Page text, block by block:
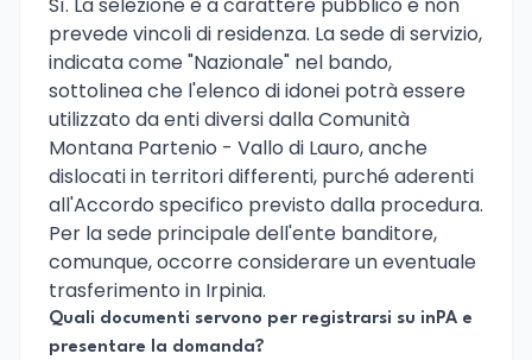
prevede vincoli di residenza. La sede di servizio,
indicata come "Nazionale" nel bando,
sottolinea che l'elenco di idonei potrà essere
utilizzato da enti diversi dalla Comunità
Montana Partenio - Vallo di Lauro, anche
dislocati in territori differenti, purché aderenti
all'Accordo specifico previsto dalla procedura.
Per la sede principale dell'ente banditore,
comunque, occorre considerare un eventuale
trasferimento in Irpinia.
Quali documenti servono per registrarsi su inPA e
presentare la domanda?